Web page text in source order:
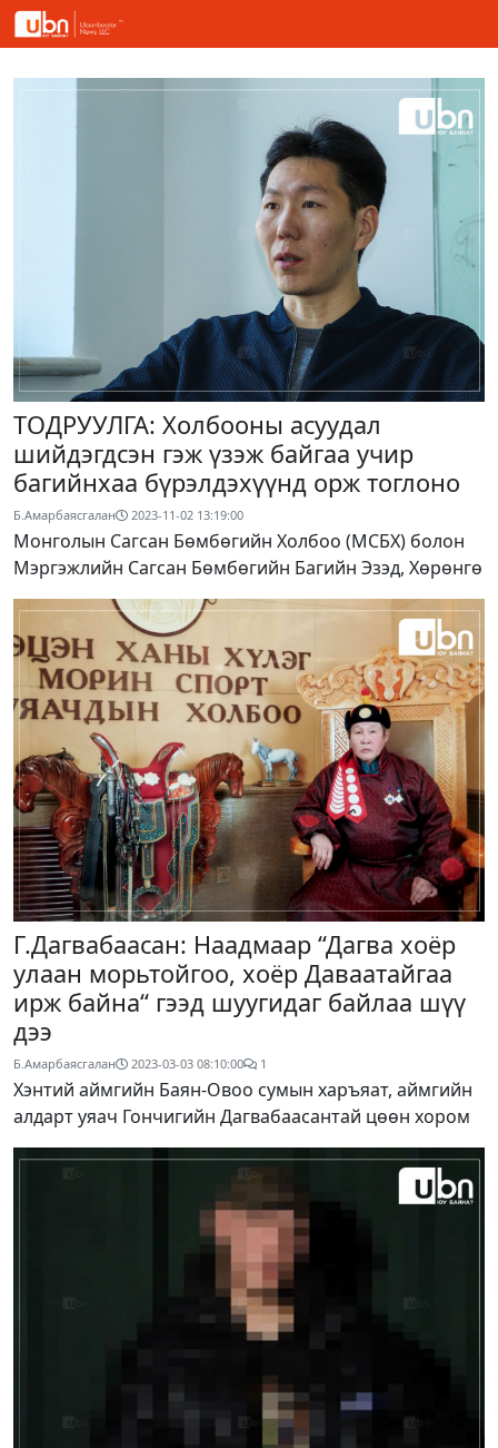
ТОДРУУЛГА: Холбооны асуудал
шийдэгдсэн гэж үзэж байгаа учир
багийнхаа бүрэлдэхүүнд орж тоглоно
Б.Амарбаясгалан 2023-11-02 13:19:00
Монголын Сагсан Бөмбөгийн Холбоо (МСБХ) болон
Мэргэжлийн Сагсан Бөмбөгийн Багийн Эзэд, Хөрөнгө
Г.Дагвабаасан: Наадмаар “Дагва хоёр
улаан морьтойгоо, хоёр Даваатайгаа
ирж байна“ гээд шуугидаг байлаа шүү
дээ
Б.Амарбаясгалан 2023-03-03 08:10:00 1
Хэнтий аймгийн Баян-Овоо сумын харъяат, аймгийн
алдарт уяач Гончигийн Дагвабаасантай цөөн хором